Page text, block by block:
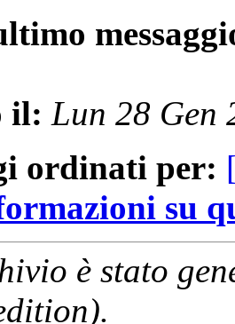
il: Lun 28 Gen
ordinati per:
su
è stato